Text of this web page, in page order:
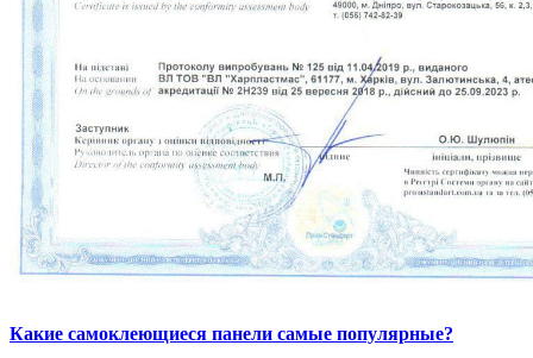
Какие самоклеющиеся панели самые популярные?